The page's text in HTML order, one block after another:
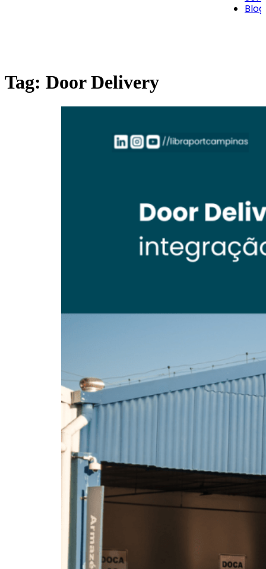
Blog
Tag: Door Delivery